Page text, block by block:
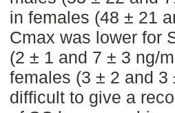
in females (48 ± 21
Cmax was lower for
(2 ± 1 and 7 ± 3 ng/
females (3 ± 2 and
difficult to give a